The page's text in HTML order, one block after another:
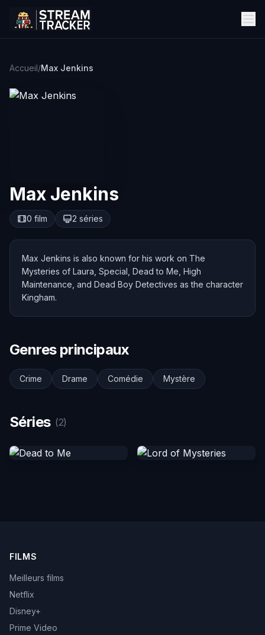
Accueil/Max Jenkins
Max Jenkins
0 film 2 séries
Max Jenkins is also known for his work on The
Mysteries of Laura, Special, Dead to Me, High
Maintenance, and Dead Boy Detectives as the character
Kingham.
Genres principaux
Crime Drame Comédie Mystère
Séries (2)
FILMS
Meilleurs films
Netflix
Disney+
Prime Video